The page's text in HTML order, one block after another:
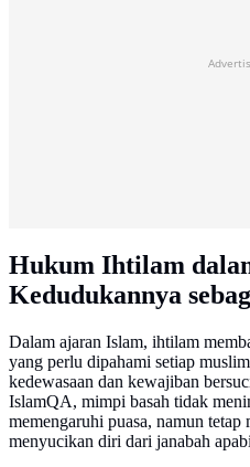
Hukum Ihtilam
Kedudukannya
Dalam ajaran Islam, ihtilam
yang perlu dipahami setiap
kedewasaan dan kewajiban
IslamQA, mimpi basah tidak
memengaruhi puasa, namun
menyucikan diri dari janabah